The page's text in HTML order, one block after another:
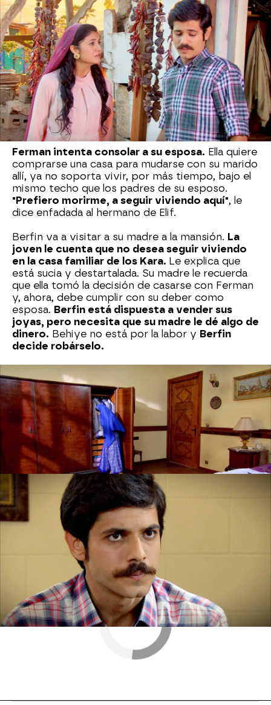
La madre de Ferman intenta limar asperezas
con Berfin. Ella la quiere como una hija, pero la
joven se muestra fría con ella. Gülsüm desea que
la hermana de Devra se acabe adaptando e
integrando a su nueva vida junto a ellos. Para ello,
le pide que le ayude con las labores de la casa,
pero ella no está por la labor."Has olvidado que
tú eras la criada en la mansión donde yo vivía
con mi familia"
, afirma enojada Berfin. La hija de
Behiye rompe a llorar cuando llega Rashit y les
dice que "está harta de vivir en esa pocilga".
Ferman intenta consolar a su esposa. Ella quiere
comprarse una casa para mudarse con su marido
allí, ya no soporta vivir, por más tiempo, bajo el
mismo techo que los padres de su esposo.
"Prefiero morirme, a seguir viviendo aquí", le
dice enfadada al hermano de Elif.
Berfin va a visitar a su madre a la mansión. La
joven le cuenta que no desea seguir viviendo
en la casa familiar de los Kara. Le explica que
está sucia y destartalada. Su madre le recuerda
que ella tomó la decisión de casarse con Ferman
y, ahora, debe cumplir con su deber como
esposa. Berfin está dispuesta a vender sus
joyas, pero necesita que su madre le dé algo de
dinero. Behiye no está por la labor y Berfin
decide robárselo.
La prima de Azad le confiesa a Ferman que ha
encontrado una casa pequeña para ellos y que
el dinero se lo ha robado a su madre. El hermano
de Zehra se enfadada con ella. El joven rechaza
que le ayuden económicamente. Para él es muy
importante lograr las cosas por sí mismo
mediante a su propio esfuerzo y trabajo duro.
Nova » Series » Esposa joven » Mejores momentos